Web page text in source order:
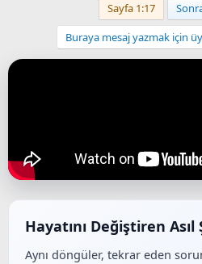
Sayfa 1:17
Buraya mesaj yazmak için
Hayatını Değiştiren Asıl
Aynı döngüler, tekrar eden